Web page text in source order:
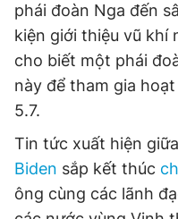
phái đoàn Nga đến
kiện giới thiệu vũ khí
cho biết một phái
này để tham gia
5.7.
Tin tức xuất hiện
Biden sắp kết thúc
ông cùng các lãnh